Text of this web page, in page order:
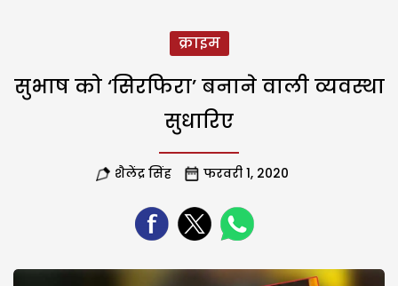
क्राइम
सुभाष को ‘सिरफिरा’ बनाने वाली व्यवस्था
सुधारिए
शैलेंद्र सिंह फरवरी 1, 2020